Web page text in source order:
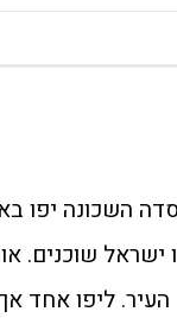
השכונה יפו
שוכנים.
ליפו אחד